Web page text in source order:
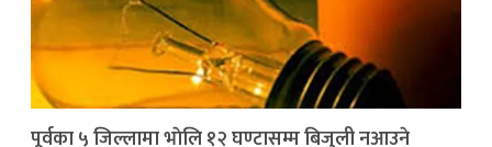
पूर्वका ५ जिल्लामा भाेलि १२ घण्टासम्म बिजुली नआउने